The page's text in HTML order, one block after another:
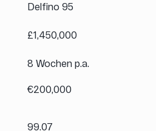
Delfino 95
£1,450,000
8 Wochen p.a.
€200,000
99.07